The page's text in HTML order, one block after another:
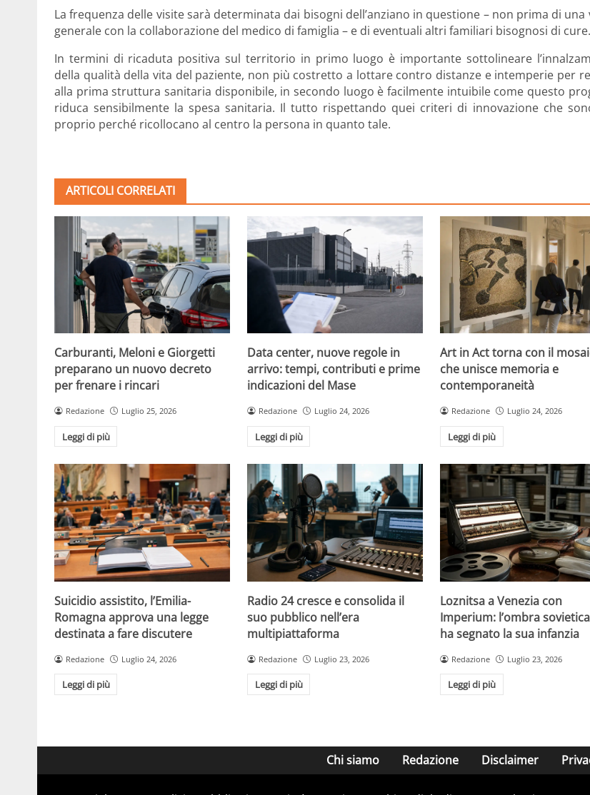
La frequenza delle visite sarà determinata dai bisogni dell’anziano in questione – non prima di una
generale con la collaborazione del medico di famiglia – e di eventuali altri familiari bisognosi di cure.
In termini di ricaduta positiva sul territorio in primo luogo è importante sottolineare
della qualità della vita del paziente, non più costretto a lottare contro distanze e intemperie per
alla prima struttura sanitaria disponibile, in secondo luogo è facilmente intuibile come questo
riduca sensibilmente la spesa sanitaria. Il tutto rispettando quei criteri di innovazione che
proprio perché ricollocano al centro la persona in quanto tale.
ARTICOLI CORRELATI
Carburanti, Meloni e Giorgetti
preparano un nuovo decreto
per frenare i rincari
Redazione Luglio 25, 2026
Leggi di più
Data center, nuove regole in
arrivo: tempi, contributi e prime
indicazioni del Mase
Redazione Luglio 24, 2026
Leggi di più
Art in Act torna con il
che unisce memoria e
contemporaneità
Redazione Luglio 24, 2026
Leggi di più
Suicidio assistito, l’Emilia-
Romagna approva una legge
destinata a fare discutere
Redazione Luglio 24, 2026
Leggi di più
Radio 24 cresce e consolida il
suo pubblico nell’era
multipiattaforma
Redazione Luglio 23, 2026
Leggi di più
Loznitsa a Venezia con
Imperium: l’ombra
ha segnato la sua infanzia
Redazione Luglio 23, 2026
Leggi di più
Chi siamo Redazione Disclaimer